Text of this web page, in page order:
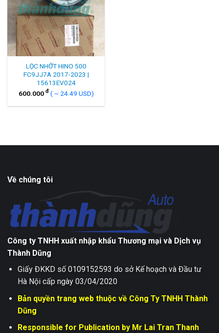
LỌC NHỚT HINO 500
FC9JJ7A 2017-2023 |
15613EV024
600.000 đ ( ~ 24.49 USD)
Về chúng tôi
Công ty TNHH xuất nhập khẩu Thương mại và Dịch vụ
Thành Dũng
Giấy ĐKKD số 0109152593 do sở Kế hoạch và Đầu tư
Hà Nội cấp ngày 03/04/2020
Bản quyền trang web thuộc về Công Ty TNHH Thành
Dũng
Responsible for Publication by Mr Lai Tran Thanh